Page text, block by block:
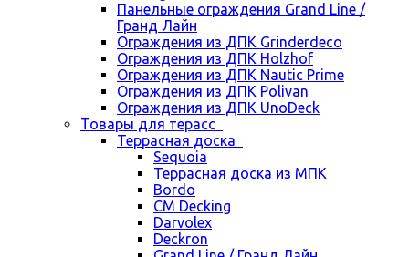
Панельные ограждения Grand Line /
Гранд Лайн
Ограждения из ДПК Grinderdeco
Ограждения из ДПК Holzhof
Ограждения из ДПК Nautic Prime
Ограждения из ДПК Polivan
Ограждения из ДПК UnoDeck
Товары для терасс
Террасная доска
Sequoia
Террасная доска из МПК
Bordo
CM Decking
Darvolex
Deckron